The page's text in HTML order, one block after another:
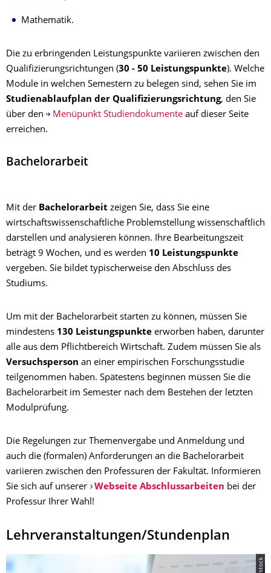
Mathematik.
Die zu erbringenden Leistungspunkte variieren zwischen den
Qualifizierungsrichtungen (30 - 50 Leistungspunkte). Welche
Module in welchen Semestern zu belegen sind, sehen Sie im
Studienablaufplan der Qualifizierungsrichtung, den Sie
über den
Menüpunkt Studiendokumenteauf dieser Seite
erreichen.
Bachelorarbeit
Mit der Bachelorarbeit zeigen Sie, dass Sie eine
wirtschaftswissenschaftliche Problemstellung wissenschaftlich
darstellen und analysieren können. Ihre Bearbeitungszeit
beträgt 9 Wochen, und es werden 10 Leistungspunkte
vergeben. Sie bildet typischerweise den Abschluss des
Studiums.
Um mit der Bachelorarbeit starten zu können, müssen Sie
mindestens 130 Leistungspunkte erworben haben, darunter
alle aus dem Pflichtbereich Wirtschaft. Zudem müssen Sie als
Versuchsperson an einer empirischen Forschungsstudie
teilgenommen haben. Spätestens beginnen müssen Sie die
Bachelorarbeit im Semester nach dem Bestehen der letzten
Modulprüfung.
Die Regelungen zur Themenvergabe und Anmeldung und
auch die (formalen) Anforderungen an die Bachelorarbeit
variieren zwischen den Professuren der Fakultät. Informieren
Sie sich auf unserer
Webseite Abschlussarbeiten bei der
Professur Ihrer Wahl!
Lehrveranstaltungen/Stundenplan